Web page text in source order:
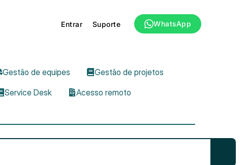
Entrar Suporte WhatsApp
Gestão de equipes
Gestão de projetos
Service Desk
Acesso remoto